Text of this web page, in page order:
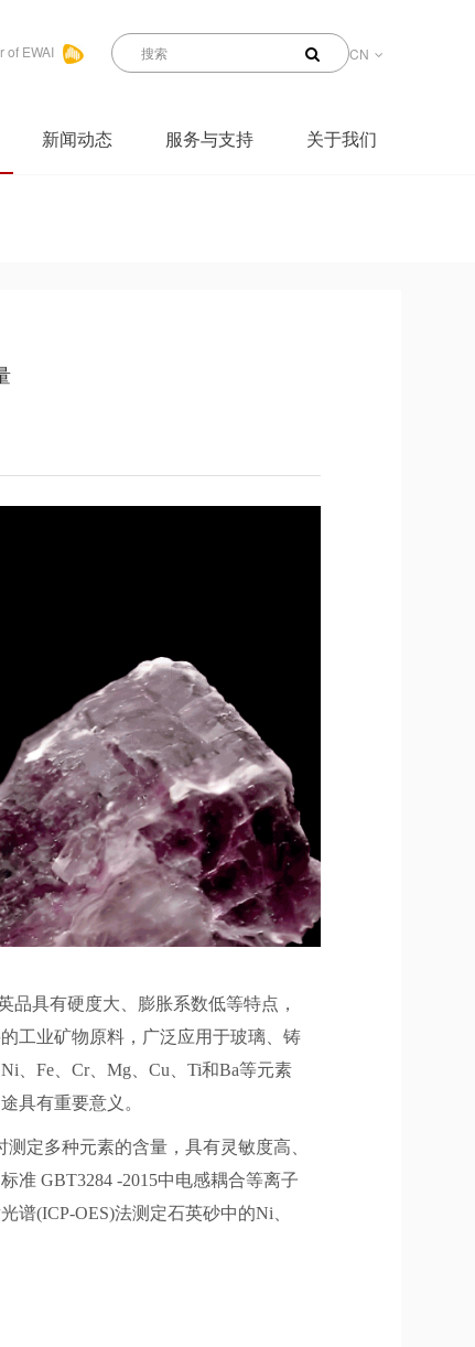
of EWAI CN
新闻动态 服务与支持 关于我们
具有硬度大、膨胀系数低等特点，
工业矿物原料，广泛应用于玻璃、铸
、Fe、Cr、Mg、Cu、Ti和Ba等元素
具有重要意义。
定多种元素的含量，具有灵敏度高、
准 GBT3284 -2015中电感耦合等离子
谱(ICP-OES)法测定石英砂中的Ni